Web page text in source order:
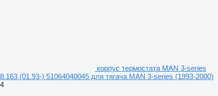
корпус термостата MAN 3-series
8.163 (01.93-) 51064040045 для тягача MAN 3-series (1993-2000)
4